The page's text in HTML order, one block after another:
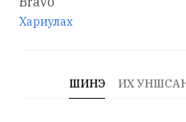
Хариулах
ШИНЭ ИХ